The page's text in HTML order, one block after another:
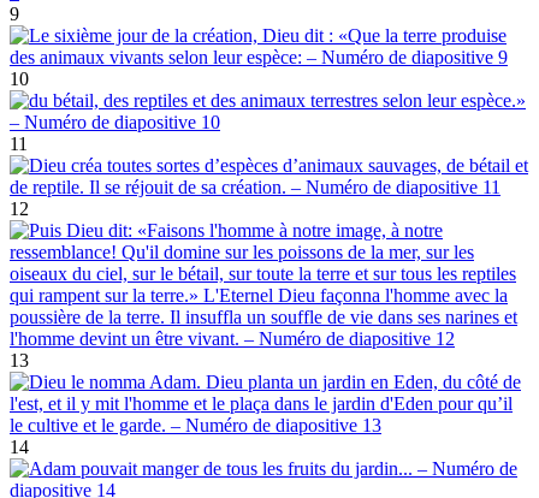
9
10
11
12
13
14